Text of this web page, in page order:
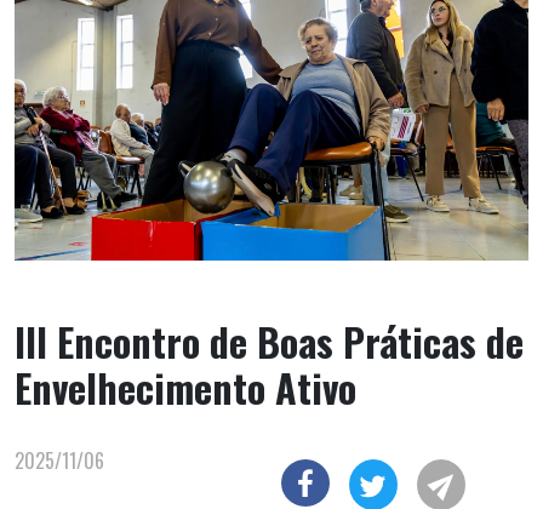
III Encontro de Boas Práticas de
Envelhecimento Ativo
2025/11/06